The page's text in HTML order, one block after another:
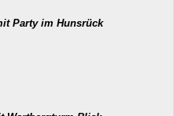
Party im Hunsrück